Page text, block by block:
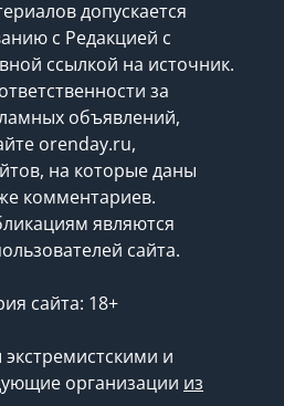
допускается
с Редакцией с
ссылкой на источник.
за
объявлений,
orenday.ru,
на которые даны
комментариев.
являются
сайта.
сайта: 18+
и
организации из